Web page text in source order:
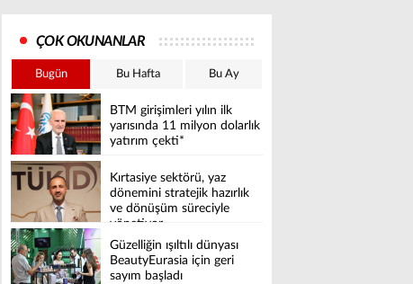
ÇOK OKUNANLAR
Bugün Bu Hafta Bu Ay
BTM girişimleri yılın ilk
yarısında 11 milyon dolarlık
yatırım çekti*
Kırtasiye sektörü, yaz
dönemini stratejik hazırlık
ve dönüşüm süreciyle
yönetiyor
Güzelliğin ışıltılı dünyası
BeautyEurasia için geri
sayım başladı